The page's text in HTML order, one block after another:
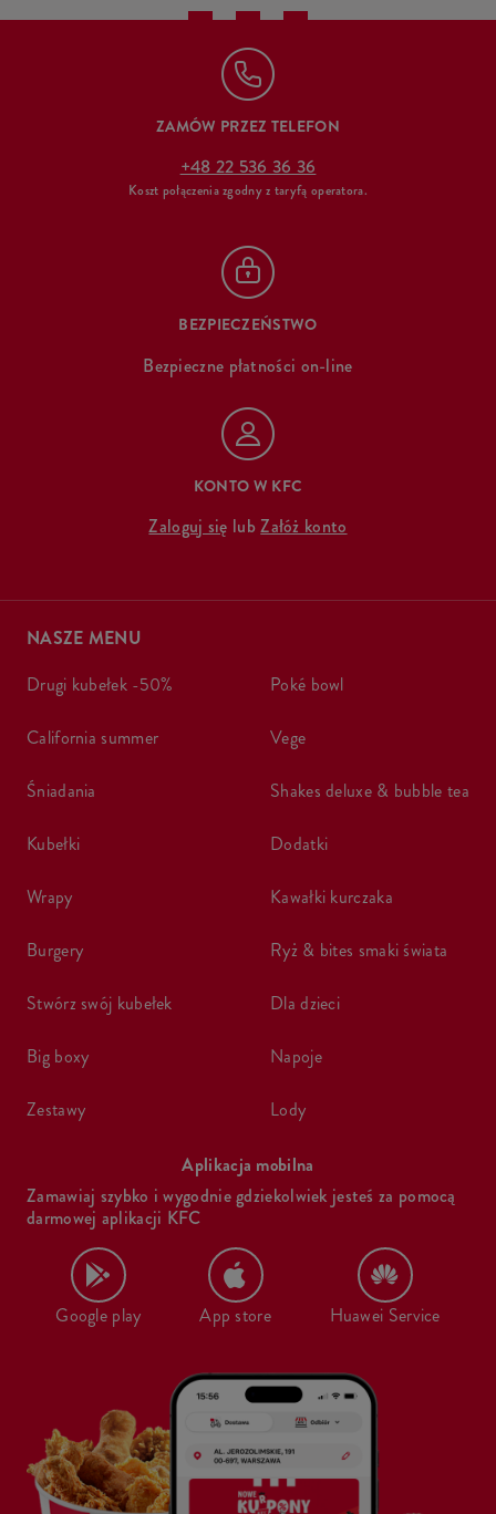
ZAMÓW PRZEZ TELEFON
+48 22 536 36 36
Koszt połączenia zgodny z taryfą operatora.
BEZPIECZEŃSTWO
Bezpieczne płatności on-line
KONTO W KFC
Zaloguj się lubZałóż konto
NASZE MENU
drugi kubełek -50%
california summer
śniadania
kubełki
wrapy
burgery
stwórz swój kubełek
big boxy
zestawy
poké bowl
vege
shakes deluxe & bubble tea
dodatki
kawałki kurczaka
ryż & bites smaki świata
dla dzieci
napoje
lody
Aplikacja mobilna
Zamawiaj szybko i wygodnie gdziekolwiek jesteś za pomocą
darmowej aplikacji KFC
Google play App store Huawei Service